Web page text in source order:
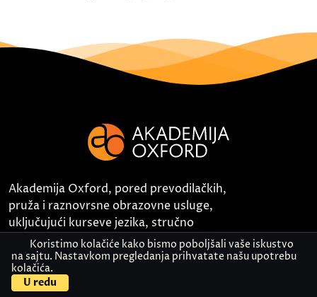
Akademija Oxford, pored prevodilačkih,
pruža i raznovrsne obrazovne usluge,
uključujući kurseve jezika, stručno
usavršavanje i obuke za različite veštine.
Kontaktirajte nas
Koristimo kolačiće kako bismo poboljšali vaše iskustvo
na sajtu. Nastavkom pregledanja prihvatate našu upotrebu
kolačića.
U redu